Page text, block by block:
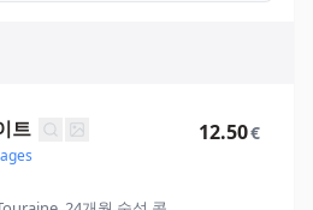
트 12.50€